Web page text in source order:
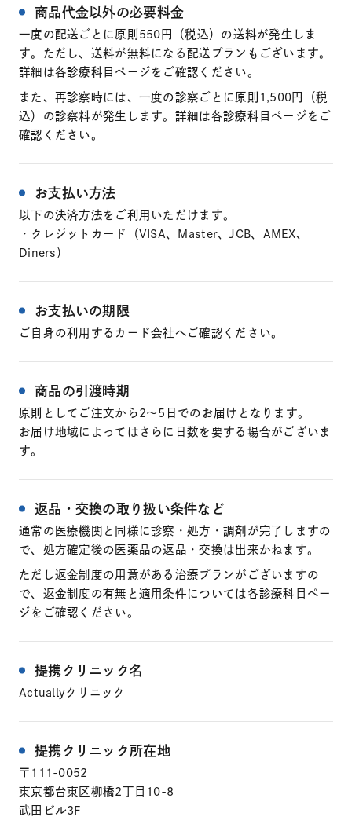
商品代金以外の必要料金
一度の配送ごとに原則550円（税込）の送料が発生しま
す。ただし、送料が無料になる配送プランもございます。
詳細は各診療科目ページをご確認ください。
また、再診察時には、一度の診察ごとに原則1,500円（税
込）の診察料が発生します。詳細は各診療科目ページをご
確認ください。
お支払い方法
以下の決済方法をご利用いただけます。
・クレジットカード（VISA、Master、JCB、AMEX、
Diners）
お支払いの期限
ご自身の利用するカード会社へご確認ください。
商品の引渡時期
原則としてご注文から2〜5日でのお届けとなります。
お届け地域によってはさらに日数を要する場合がございま
す。
返品・交換の取り扱い条件など
通常の医療機関と同様に診察・処方・調剤が完了しますの
で、処方確定後の医薬品の返品・交換は出来かねます。
ただし返金制度の用意がある治療プランがございますの
で、返金制度の有無と適用条件については各診療科目ペー
ジをご確認ください。
提携クリニック名
Actuallyクリニック
提携クリニック所在地
〒111-0052
東京都台東区柳橋2丁目10-8
武田ビル3F